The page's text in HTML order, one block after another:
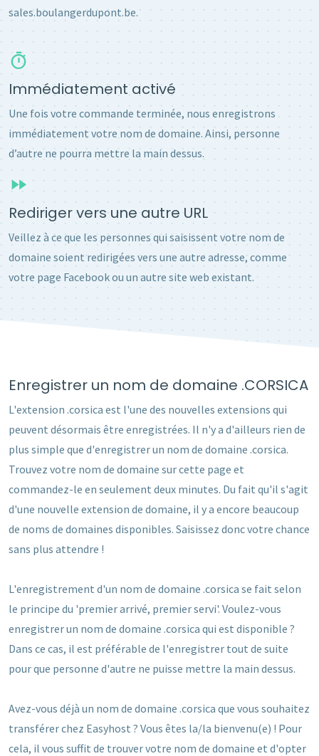
sales.boulangerdupont.be.
Immédiatement activé
Une fois votre commande terminée, nous enregistrons
immédiatement votre nom de domaine. Ainsi, personne
d’autre ne pourra mettre la main dessus.
Rediriger vers une autre URL
Veillez à ce que les personnes qui saisissent votre nom de
domaine soient redirigées vers une autre adresse, comme
votre page Facebook ou un autre site web existant.
Enregistrer un nom de domaine .CORSICA
L'extension .corsica est l'une des nouvelles extensions qui
peuvent désormais être enregistrées. Il n'y a d'ailleurs rien de
plus simple que d'enregistrer un nom de domaine .corsica.
Trouvez votre nom de domaine sur cette page et
commandez-le en seulement deux minutes. Du fait qu'il s'agit
d'une nouvelle extension de domaine, il y a encore beaucoup
de noms de domaines disponibles. Saisissez donc votre chance
sans plus attendre !
L'enregistrement d'un nom de domaine .corsica se fait selon
le principe du 'premier arrivé, premier servi'. Voulez-vous
enregistrer un nom de domaine .corsica qui est disponible ?
Dans ce cas, il est préférable de l'enregistrer tout de suite
pour que personne d'autre ne puisse mettre la main dessus.
Avez-vous déjà un nom de domaine .corsica que vous souhaitez
transférer chez Easyhost ? Vous êtes la/la bienvenu(e) ! Pour
cela, il vous suffit de trouver votre nom de domaine et d'opter